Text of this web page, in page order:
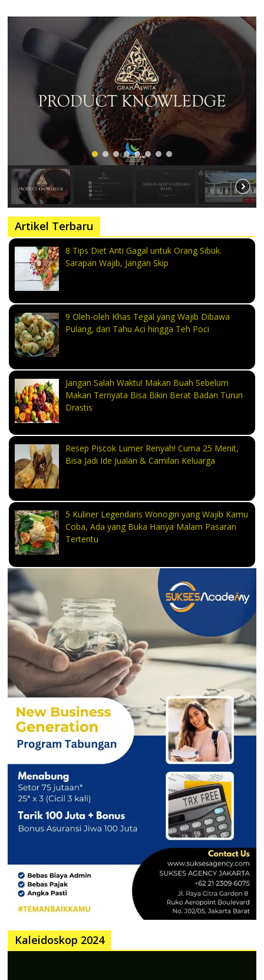
Artikel Terbaru
8 Tips Diet Anti Gagal untuk Orang Sibuk.
Sarapan Wajib, Jangan Skip
9 Oleh-oleh Khas Tegal yang Wajib Dibawa
Pulang, dari Tahu Aci hingga Teh Poci
Jangan Salah Waktu! Makan Buah Sebelum
Makan Ternyata Bisa Bikin Berat Badan Turun
Drastis
Resep Piscok Lumer Renyah! Cuma 25 Menit,
Bisa Jadi Ide Jualan & Camilan Keluarga
5 Kuliner Legendaris Wonogiri yang Wajib Kamu
Coba, Ada yang Buka Hanya Malam Pasaran
Tertentu
Kaleidoskop 2024